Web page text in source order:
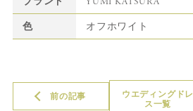
色
オフホワイト
前の記事
ウエディングドレ
ス一覧